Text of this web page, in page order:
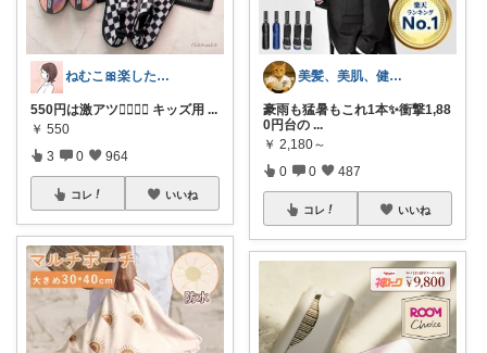
ねむこ🎀楽したいママの購入品ほぼオリ写
550円は激アツ❤️‍🔥❤️‍🔥 キッズ用 ...
￥ 550
3 0 964
コレ いいね
美髪、美肌、健康商品お勧めROOM
豪雨も猛暑もこれ1本✨衝撃1,88
0円台の ...
￥ 2,180～
0 0 487
コレ いいね